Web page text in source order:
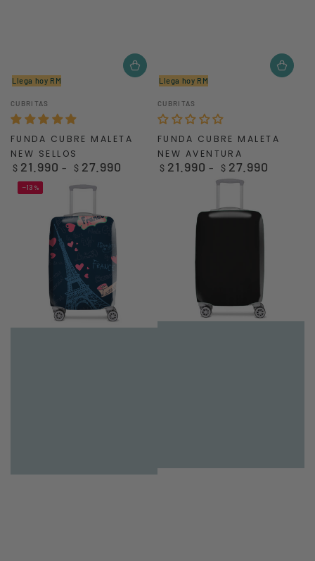
Llega hoy RM
Vendedor:
CUBRITAS
FUNDA CUBRE MALETA
NEW SELLOS
Precio
regular
$ 21.990 $ 27.990
Llega hoy RM
Vendedor:
CUBRITAS
FUNDA CUBRE MALETA
NEW AVENTURA
Precio
$ 21.990 $ 27.990
–13%